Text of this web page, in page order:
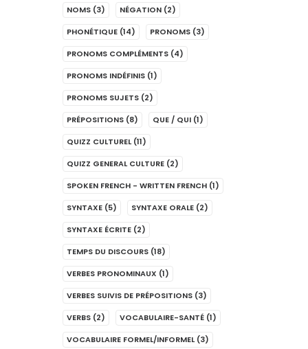
NOMS (3) NÉGATION (2)
PHONÉTIQUE (14) PRONOMS (3)
PRONOMS COMPLÉMENTS (4)
PRONOMS INDÉFINIS (1)
PRONOMS SUJETS (2)
PRÉPOSITIONS (8) QUE / QUI (1)
QUIZZ CULTUREL (11)
QUIZZ GENERAL CULTURE (2)
SPOKEN FRENCH - WRITTEN FRENCH (1)
SYNTAXE (5) SYNTAXE ORALE (2)
SYNTAXE ÉCRITE (2)
TEMPS DU DISCOURS (18)
VERBES PRONOMINAUX (1)
VERBES SUIVIS DE PRÉPOSITIONS (3)
VERBS (2) VOCABULAIRE-SANTÉ (1)
VOCABULAIRE FORMEL/INFORMEL (3)